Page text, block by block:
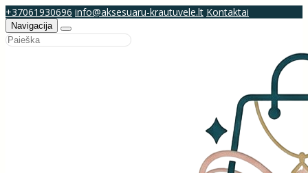
+37061930696 info@aksesuaru-krautuvele.lt Kontaktai
Navigacija